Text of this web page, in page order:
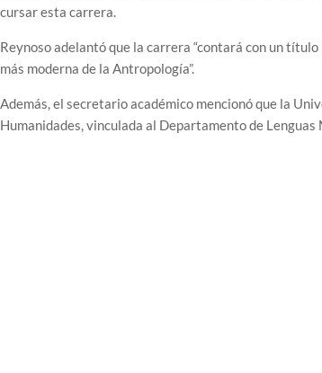
cursar esta carrera.
Reynoso adelantó que la carrera “contará con un
más moderna de la Antropología”.
Además, el secretario académico mencionó que la
Humanidades, vinculada al Departamento de